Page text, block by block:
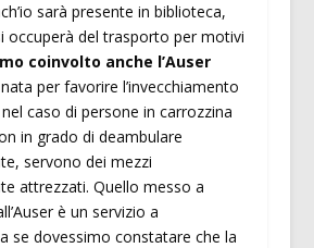
sarà presente in biblioteca,
occuperà del trasporto per motivi
coinvolto anche l’Auser
per favorire l’invecchiamento
caso di persone in carrozzina
in grado di deambulare
servono dei mezzi
attrezzati. Quello messo a
è un servizio a
se dovessimo constatare che la